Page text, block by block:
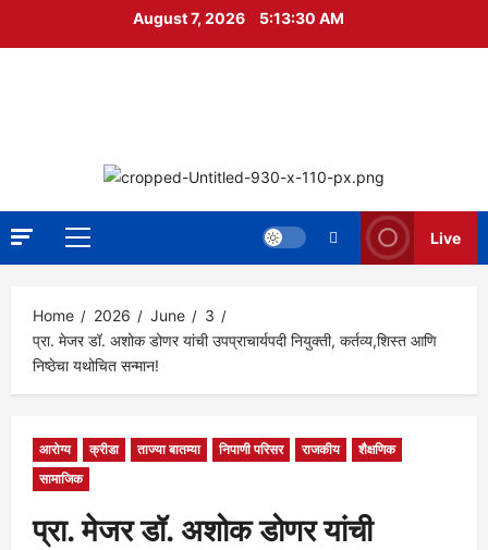
August 7, 2026 5:13:31 AM
Primary
Live
Home 2026 June
3
प्रा. मेजर डॉ. अशोक डोणर यांची उपप्राचार्यपदी नियुक्ती, कर्तव्य,शिस्त आणि
निष्ठेचा यथोचित सन्मान!
आरोग्य क्रीडा ताज्या बातम्या निपाणी परिसर राजकीय
शैक्षणिक
सामाजिक
प्रा. मेजर डॉ. अशोक डोणर यांची